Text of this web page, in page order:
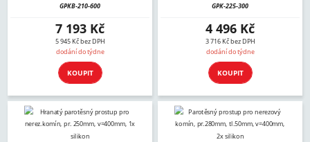
GPKB-210-600
7 193 Kč
5 945 Kč bez DPH
dodání do týdne
KOUPIT
GPK-225-300
4 496 Kč
3 716 Kč bez DPH
dodání do týdne
KOUPIT